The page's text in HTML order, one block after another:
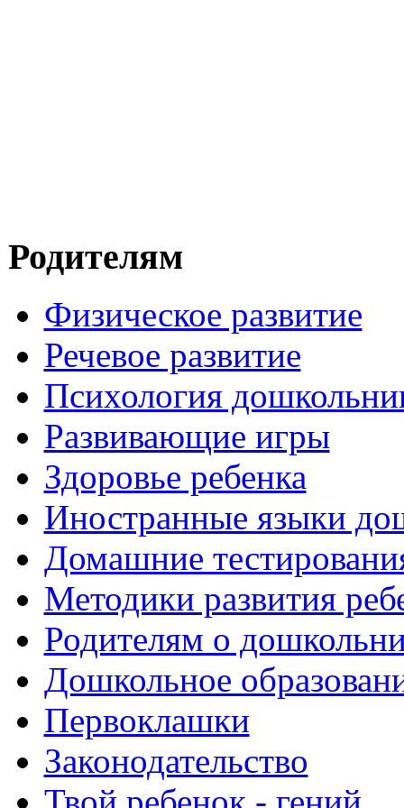
Родителям
Физическое развитие
Речевое развитие
Психология
Развивающие игры
Здоровье ребенка
Иностранные языки
Домашние
Методики развития
Родителям о
Дошкольное
Первоклашки
Законодательство